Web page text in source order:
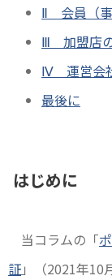
Ⅱ 会員（
Ⅲ 加盟店
Ⅳ 運営会
最後に
はじめに
当コラムの「
証」（2021年10